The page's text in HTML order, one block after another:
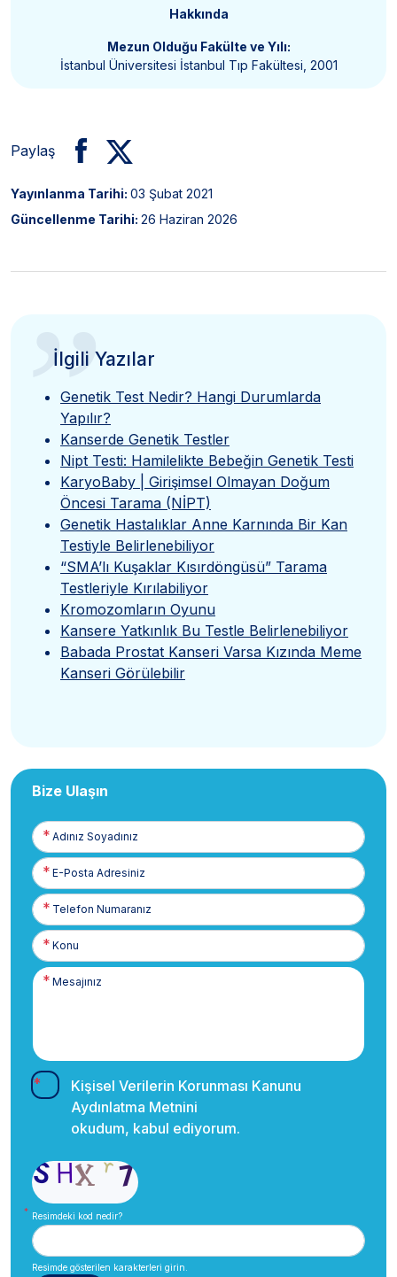
Hakkında
Mezun Olduğu Fakülte ve Yılı:
İstanbul Üniversitesi İstanbul Tıp Fakültesi, 2001
Paylaş
Yayınlanma Tarihi: 03 Şubat 2021
Güncellenme Tarihi: 26 Haziran 2026
”
İlgili Yazılar
Genetik Test Nedir? Hangi Durumlarda
Yapılır?
Kanserde Genetik Testler
Nipt Testi: Hamilelikte Bebeğin Genetik Testi
KaryoBaby | Girişimsel Olmayan Doğum
Öncesi Tarama (NİPT)
Genetik Hastalıklar Anne Karnında Bir Kan
Testiyle Belirlenebiliyor
“SMA’lı Kuşaklar Kısırdöngüsü” Tarama
Testleriyle Kırılabiliyor
Kromozomların Oyunu
Kansere Yatkınlık Bu Testle Belirlenebiliyor
Babada Prostat Kanseri Varsa Kızında Meme
Kanseri Görülebilir
Bize Ulaşın
Adınız
Soyadınız
E-
Posta
Telefon
Numaranız
Kişisel Verilerin Korunması Kanunu
Aydınlatma Metnini
okudum, kabul ediyorum.
Resimdeki kod nedir?
Resimde gösterilen karakterleri girin.